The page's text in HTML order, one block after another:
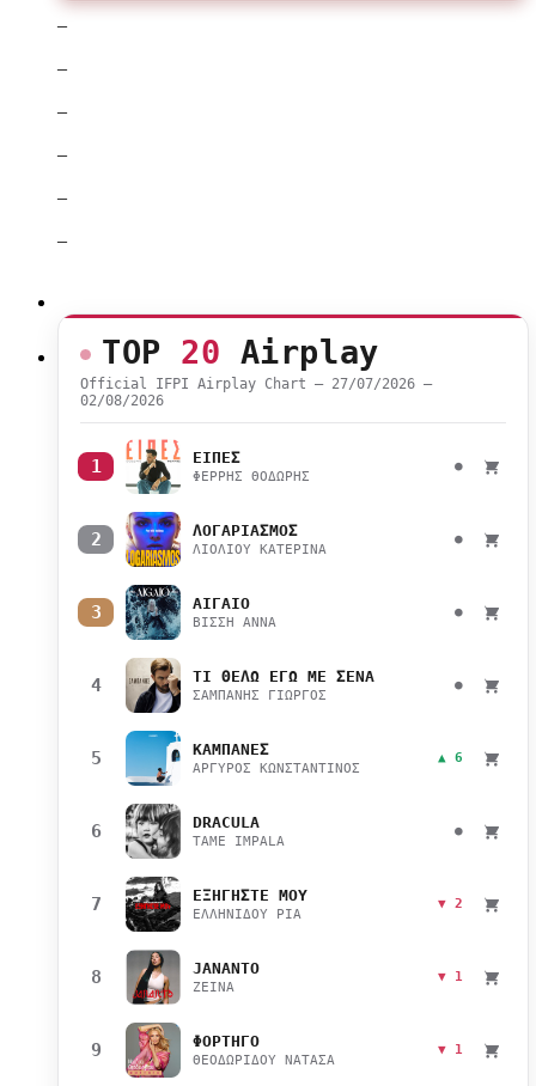
–
–
–
–
–
–
TOP 20 Airplay
Official IFPI Airplay Chart — 27/07/2026 –
02/08/2026
1 ΕΙΠΕΣ
ΦΕΡΡΗΣ ΘΟΔΩΡΗΣ
●
2 ΛΟΓΑΡΙΑΣΜΟΣ
ΛΙΟΛΙΟΥ ΚΑΤΕΡΙΝΑ
●
3 ΑΙΓΑΙΟ
ΒΙΣΣΗ ΑΝΝΑ
●
4 ΤΙ ΘΕΛΩ ΕΓΩ ΜΕ ΣΕΝΑ
ΣΑΜΠΑΝΗΣ ΓΙΩΡΓΟΣ
●
5 ΚΑΜΠΑΝΕΣ
ΑΡΓΥΡΟΣ ΚΩΝΣΤΑΝΤΙΝΟΣ
▲ 6
6 DRACULA
TAME IMPALA
●
7 ΕΞΗΓΗΣΤΕ ΜΟΥ
ΕΛΛΗΝΙΔΟΥ ΡΙΑ
▼ 2
8 JANANTO
ZEINA
▼ 1
9 ΦΟΡΤΗΓΟ
ΘΕΟΔΩΡΙΔΟΥ ΝΑΤΑΣΑ
▼ 1